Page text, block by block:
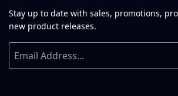
Stay up to date with sales, promotions,
new product releases.